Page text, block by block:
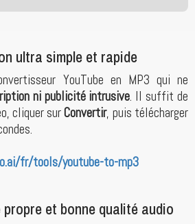
ultra simple et rapide
YouTube en MP3 qui ne
ni publicité intrusive. Il suffit de
cliquer surConvertir, puis télécharger
fr/tools/youtube-to-mp3
et bonne qualité audio